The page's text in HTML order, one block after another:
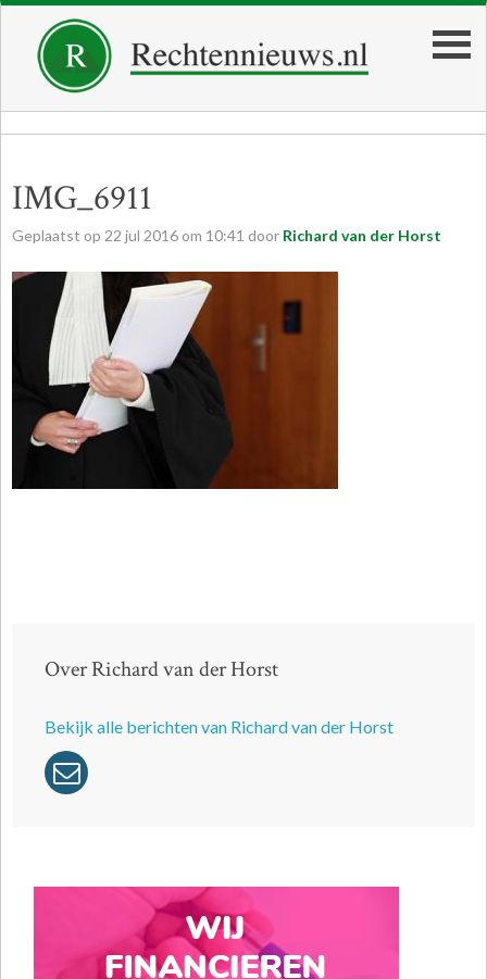
IMG_6911
Geplaatst op 22 jul 2016 om 10:41 door Richard van der Horst
Over Richard van der Horst
Bekijk alle berichten van Richard van der Horst